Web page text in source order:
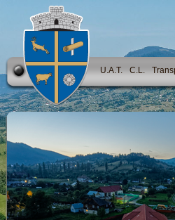
U.A.T. C.L.